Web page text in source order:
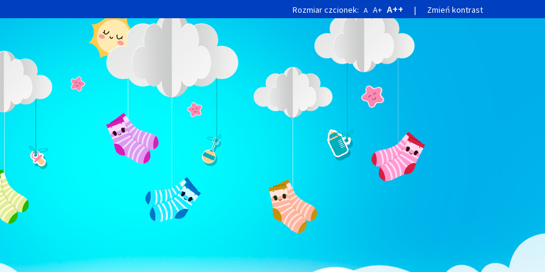
Rozmiar czcionek: A A+ A++ | Zmień kontrast